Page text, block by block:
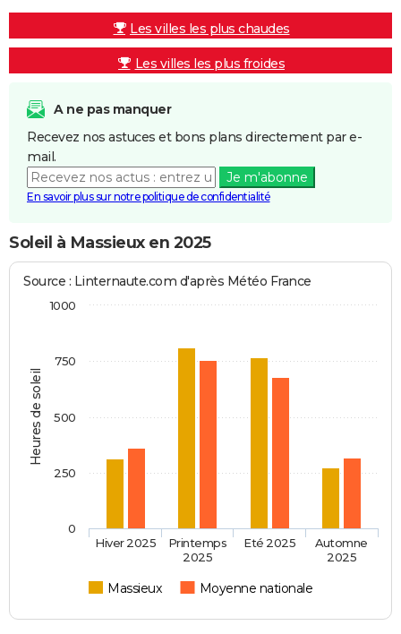
Les villes les plus chaudes
Les villes les plus froides
A ne pas manquer
Recevez nos astuces et bons plans directement par e-
mail.
Je m'abonne
En savoir plus sur notre politique de confidentialité
Soleil à Massieux en 2025
Heures de soleil
Source : Linternaute.com d'après Météo France
Massieux Moyenne nationale
Hiver 2025
Printemps
2025
Eté 2025
Automne
2025
0
250
500
750
1000